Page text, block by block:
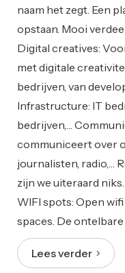
naam het zegt. Een
opstaan. Mooi
Digital creatives:
met digitale
bedrijven, van
Infrastructure: IT
bedrijven,…
communiceert over
journalisten, radio,…
zijn we uiteraard
WIFI spots: Open
spaces. De ontelbare
Lees verder